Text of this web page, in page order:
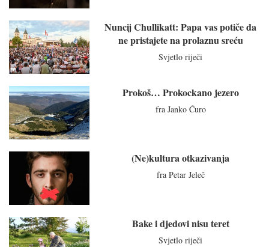
Nuncij Chullikatt: Papa vas potiče da
ne pristajete na prolaznu sreću
Svjetlo riječi
Prokoš… Prokockano jezero
fra Janko Ćuro
(Ne)kultura otkazivanja
fra Petar Jeleč
Bake i djedovi nisu teret
Svjetlo riječi